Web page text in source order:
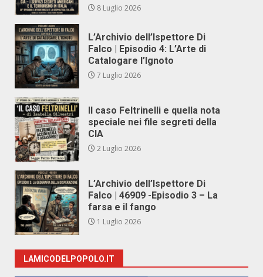
8 Luglio 2026
L’Archivio dell’Ispettore Di
Falco | Episodio 4: L’Arte di
Catalogare l’Ignoto
7 Luglio 2026
Il caso Feltrinelli e quella nota
speciale nei file segreti della
CIA
2 Luglio 2026
L’Archivio dell’Ispettore Di
Falco | 46909 -Episodio 3 – La
farsa e il fango
1 Luglio 2026
LAMICODELPOPOLO.IT